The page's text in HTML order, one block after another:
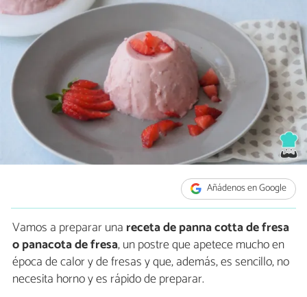
Añádenos en Google
Vamos a preparar una receta de panna cotta de fresa
o panacota de fresa, un postre que apetece mucho en
época de calor y de fresas y que, además, es sencillo, no
necesita horno y es rápido de preparar.